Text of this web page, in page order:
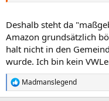
Deshalb steht da
Amazon grundsätzlich
halt nicht in den
wurde. Ich bin kein
R
e
Madmanslegend